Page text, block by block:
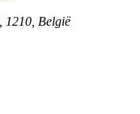
1210 België